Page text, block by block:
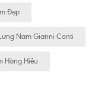
Đẹp
Nam Gianni Conti
Hàng Hiêu